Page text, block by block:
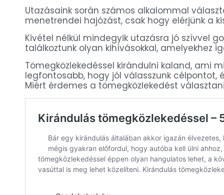
Utazásaink során számos alkalommal
menetrendei hajózást, csak hogy elérjünk a
Kivétel nélkül mindegyik utazásra jó szívvel
találkoztunk olyan kihívásokkal, amelyekhez
Tömegközlekedéssel kirándulni kaland, ami
legfontosabb, hogy jól válasszunk célpontot,
Miért érdemes a tömegközlekedést